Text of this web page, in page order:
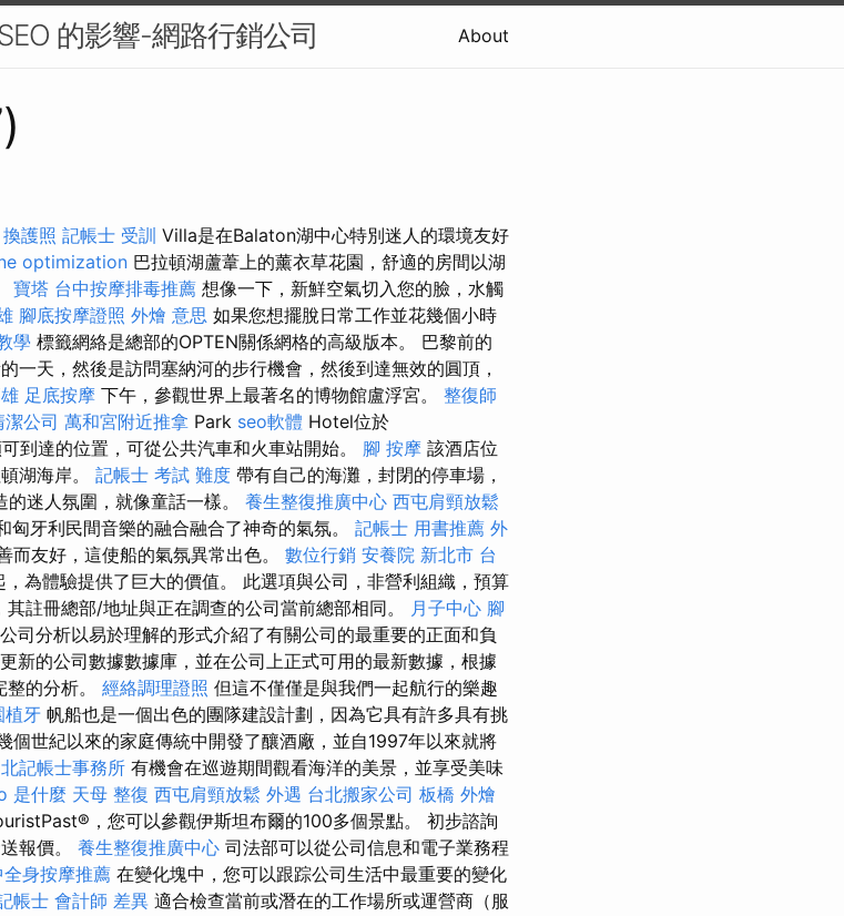
的影響-網路行銷公司 About
換護照 記帳士 受訓 Villa是在Balaton湖中心特別迷人的環境友好
optimization 巴拉頓湖蘆葦上的薰衣草花園，舒適的房間以湖
寶塔 台中按摩排毒推薦 想像一下，新鮮空氣切入您的臉，水觸
腳底按摩證照 外燴 意思 如果您想擺脫日常工作並花幾個小時
學 標籤網絡是總部的OPTEN關係網格的高級版本。 巴黎前的
一天，然後是訪問塞納河的步行機會，然後到達無效的圓頂，
足底按摩 下午，參觀世界上最著名的博物館盧浮宮。 整復師
潔公司 萬和宮附近推拿 Park seo軟體 Hotel位於
到達的位置，可從公共汽車和火車站開始。 腳 按摩 該酒店位
湖海岸。 記帳士 考試 難度 帶有自己的海灘，封閉的停車場，
迷人氛圍，就像童話一樣。 養生整復推廣中心 西屯肩頸放鬆
匈牙利民間音樂的融合融合了神奇的氣氛。 記帳士 用書推薦 外
而友好，這使船的氣氛異常出色。 數位行銷 安養院 新北市 台
為體驗提供了巨大的價值。 此選項與公司，非營利組織，預算
註冊總部/地址與正在調查的公司當前總部相同。
月子中心 腳
公司分析以易於理解的形式介紹了有關公司的最重要的正面和負
新的公司數據數據庫，並在公司上正式可用的最新數據，根據
的分析。 經絡調理證照 但這不僅僅是與我們一起航行的樂趣
植牙 帆船也是一個出色的團隊建設計劃，因為它具有許多具有挑
個世紀以來的家庭傳統中開發了釀酒廠，並自1997年以來就將
記帳士事務所 有機會在巡遊期間觀看海洋的美景，並享受美味
是什麼 天母 整復 西屯肩頸放鬆 外遇 台北搬家公司 板橋 外燴
，您可以參觀伊斯坦布爾的100多個景點。 初步諮詢
報價。 養生整復推廣中心 司法部可以從公司信息和電子業務程
全身按摩推薦 在變化塊中，您可以跟踪公司生活中最重要的變化
帳士 會計師 差異 適合檢查當前或潛在的工作場所或運營商（服